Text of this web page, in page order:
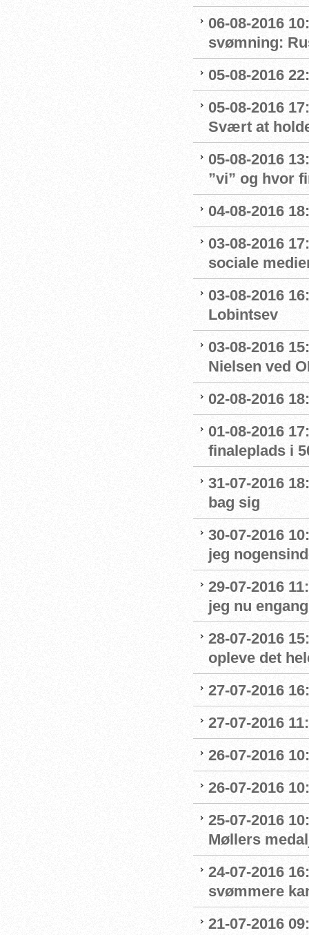
06-08-2016
svømning:
05-08-2016
05-08-2016
Svært at
05-08-2016
”vi” og hvor
04-08-2016
03-08-2016
sociale
03-08-2016
Lobintsev
03-08-2016
Nielsen ved
02-08-2016
01-08-2016
finaleplads i
31-07-2016
bag sig
30-07-2016
jeg
29-07-2016
jeg nu
28-07-2016
opleve det
27-07-2016
27-07-2016
26-07-2016
26-07-2016
25-07-2016
Møllers
24-07-2016
svømmere
21-07-2016